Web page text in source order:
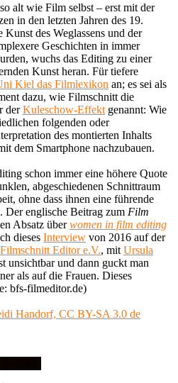
alt wie Film selbst – erst mit der
in den letzten Jahren des 19.
Kunst des Weglassens und der
Geschichten in immer
wuchs das Editing zu einer
Kunst heran. Für tiefere
Kiel das Filmlexikon an; es sei als
dazu, wie Filmschnitt die
derKuleschow-Effekt genannt: Wie
folgenden oder
des montierten Inhalts
dem Smartphone nachzubauen.
schon immer eine höhere Quote
abgeschiedenen Schnittraum
ohne dass ihnen eine führende
Der englische Beitrag zum Film
Absatz überwomen in film editing
dieses Interview von 2016 auf der
Editor e.V., mit Ursula
unsichtbar und dann guckt man
als auf die Frauen. Dieses
bfs-filmeditor.de)
Handorf, CC BY-SA 3.0 de